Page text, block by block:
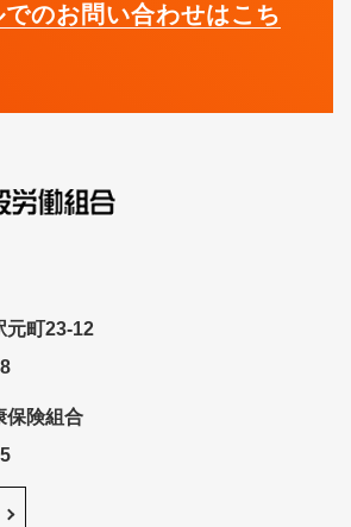
でのお問い合わせはこち
元町23-12
保険組合